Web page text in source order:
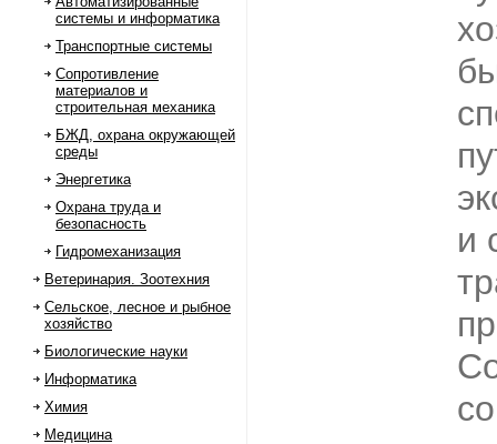
системы и информатика
Транспортные системы
Сопротивление
материалов и
строительная механика
БЖД, охрана окружающей
среды
Энергетика
Охрана труда и
безопасность
Гидромеханизация
Ветеринария. Зоотехния
Сельское, лесное и рыбное
хозяйство
Биологические науки
Информатика
Химия
Медицина
и